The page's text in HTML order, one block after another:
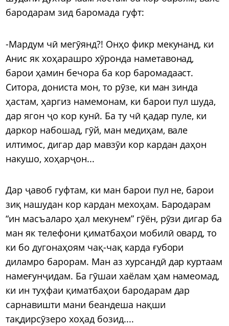
бародарам зид баромада гуфт:
-Мардум чӣ мегӯянд?! Онҳо фикр мекунанд, ки
Анис як хоҳарашро хӯронда наметавонад,
барои ҳамин бечора ба кор баромадааст.
Ситора, дониста мон, то рӯзе, ки ман зинда
ҳастам, ҳаргиз намемонам, ки барои пул шуда,
дар ягон ҷо кор кунӣ. Ба ту чӣ қадар пуле, ки
даркор набошад, гӯй, ман медиҳам, вале
илтимос, дигар дар мавзӯи кор кардан даҳон
накушо, хоҳарҷон...
Дар ҷавоб гуфтам, ки ман барои пул не, барои
зиқ нашудан кор кардан мехоҳам. Бародарам
“ин масъаларо ҳал мекунем” гӯён, рӯзи дигар ба
ман як телефони қиматбаҳои мобилӣ овард, то
ки бо дугонаҳоям чақ-чақ карда ғубори
диламро барорам. Ман аз хурсандӣ дар куртаам
намеғунҷидам. Ба гӯшаи хаёлам ҳам намеомад,
ки ин туҳфаи қиматбаҳои бародарам дар
сарнавишти мани беандеша нақши
тақдирсӯзеро хоҳад бозид....